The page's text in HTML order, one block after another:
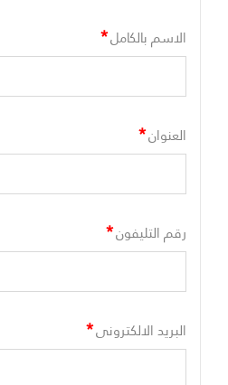
الاسم بالكامل*
العنوان*
رقم التليفون*
البريد الالكترونى*